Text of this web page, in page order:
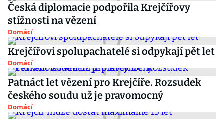
Česká diplomacie podpořila Krejčířovy
stížnosti na vězení
Domácí
Krejčířovi spolupachatelé si odpykají pět let
Domácí
Patnáct let vězení pro Krejčíře. Rozsudek
českého soudu už je pravomocný
Domácí